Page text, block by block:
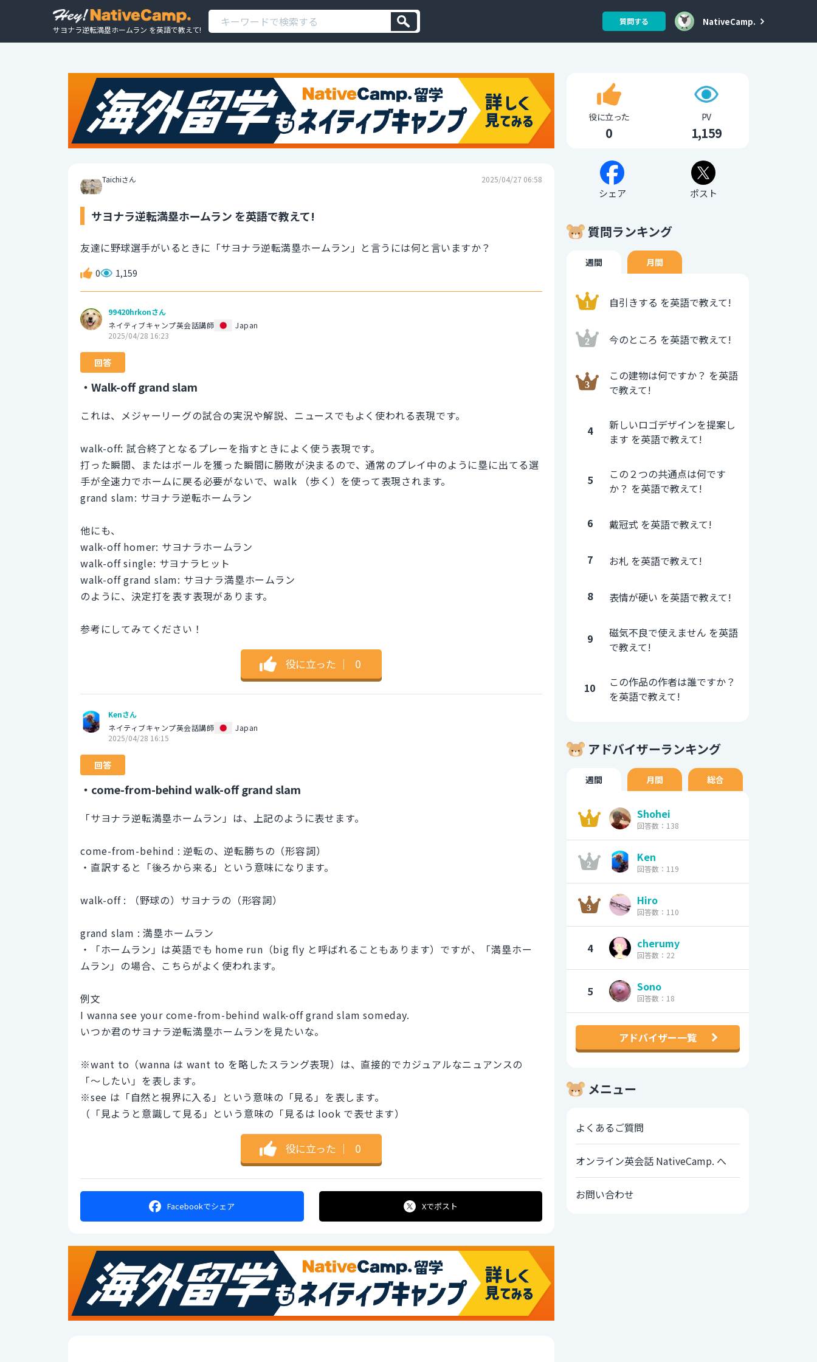
サヨナラ逆転満塁ホームラン を英語で教えて!
質問する NativeCamp.
Taichiさん 2025/04/27 06:58
サヨナラ逆転満塁ホームラン を英語で教えて!
友達に野球選手がいるときに「サヨナラ逆転満塁ホームラン」と言うには何と言いますか？
0 1,159
99420hrkonさん
ネイティブキャンプ英会話講師
Japan
2025/04/28 16:23
回答
・Walk-off grand slam
これは、メジャーリーグの試合の実況や解説、ニュースでもよく使われる表現です。
walk-off: 試合終了となるプレーを指すときによく使う表現です。
打った瞬間、またはボールを獲った瞬間に勝敗が決まるので、通常のプレイ中のように塁に出てる選
手が全速力でホームに戻る必要がないで、walk （歩く）を使って表現されます。
grand slam: サヨナラ逆転ホームラン
他にも、
walk-off homer: サヨナラホームラン
walk-off single: サヨナラヒット
walk-off grand slam: サヨナラ満塁ホームラン
のように、決定打を表す表現があります。
参考にしてみてください！
役に立った ｜ 0
Kenさん
ネイティブキャンプ英会話講師
Japan
2025/04/28 16:15
回答
・come-from-behind walk-off grand slam
「サヨナラ逆転満塁ホームラン」は、上記のように表せます。
come-from-behind : 逆転の、逆転勝ちの（形容詞）
・直訳すると「後ろから来る」という意味になります。
walk-off : （野球の）サヨナラの（形容詞）
grand slam : 満塁ホームラン
・「ホームラン」は英語でも home run（big fly と呼ばれることもあります）ですが、「満塁ホー
ムラン」の場合、こちらがよく使われます。
例文
I wanna see your come-from-behind walk-off grand slam someday.
いつか君のサヨナラ逆転満塁ホームランを見たいな。
※want to（wanna は want to を略したスラング表現）は、直接的でカジュアルなニュアンスの
「〜したい」を表します。
※see は「自然と視界に入る」という意味の「見る」を表します。
（「見ようと意識して見る」という意味の「見るは look で表せます）
役に立った ｜ 0
Facebookでシェア Xでポスト
役に立った
0
PV
1,159
シェア ポスト
質問ランキング
週間 月間
自引きする を英語で教えて!
今のところ を英語で教えて!
この建物は何ですか？ を英語
で教えて!
4
新しいロゴデザインを提案し
ます を英語で教えて!
5
この２つの共通点は何です
か？ を英語で教えて!
6 戴冠式 を英語で教えて!
7 お札 を英語で教えて!
8 表情が硬い を英語で教えて!
9
磁気不良で使えません を英語
で教えて!
10
この作品の作者は誰ですか？
を英語で教えて!
アドバイザーランキング
週間 月間 総合
Shohei
回答数：138
Ken
回答数：119
Hiro
回答数：110
4 cherumy
回答数：22
5 Sono
回答数：18
アドバイザー一覧
メニュー
よくあるご質問
オンライン英会話 NativeCamp. へ
お問い合わせ